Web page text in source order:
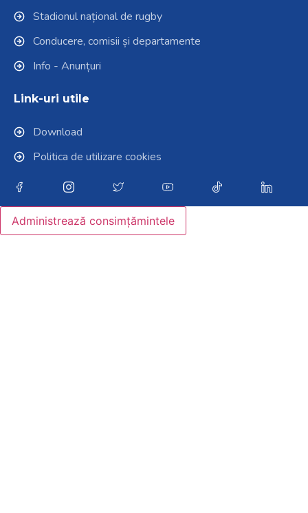
Stadionul național de rugby
Conducere, comisii și departamente
Info - Anunțuri
Link-uri utile
Download
Politica de utilizare cookies
Administrează consimțămintele